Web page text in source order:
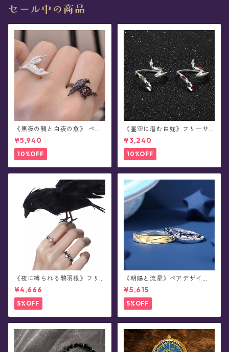
セール中の商品
《黒夜の鴉と白夜の魚》 ペア
デザイン・リング
¥5,940
10%OFF
《星空に潜む白蛇》フリーサ
イズ・リング
¥3,240
10%OFF
《夜に縛られる鴉羽根》フリ
ーサイズ・リング
¥4,666
5%OFF
《朝陽と流星》ペアデザイ
ン・リング
¥5,615
5%OFF